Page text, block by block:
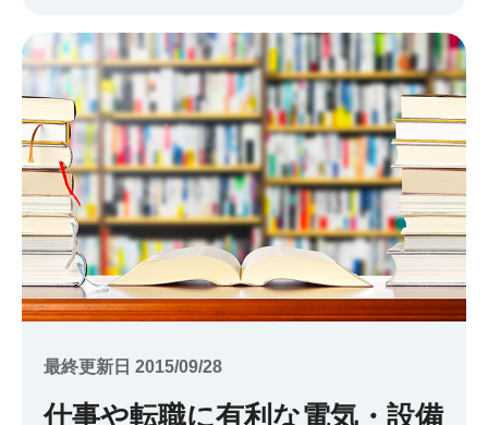
最終更新日 2015/09/28
仕事や転職に有利な電気・設備